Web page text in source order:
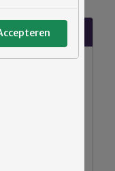
over de